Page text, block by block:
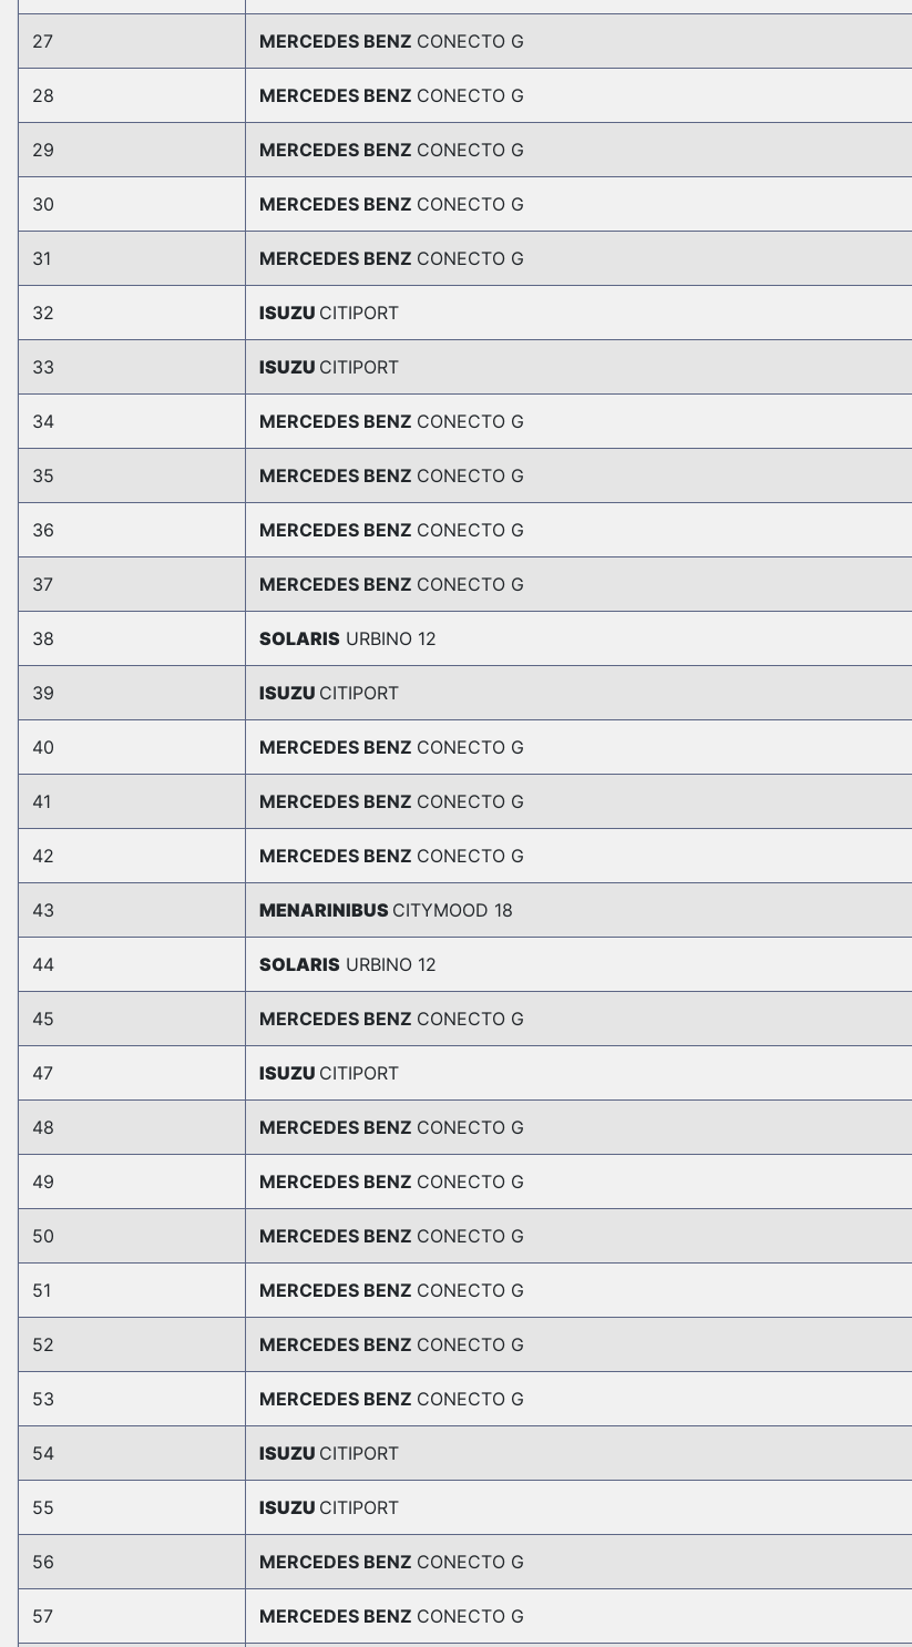
27 MERCEDES BENZ CONECTO G
28 MERCEDES BENZ CONECTO G
29 MERCEDES BENZ CONECTO G
30 MERCEDES BENZ CONECTO G
31 MERCEDES BENZ CONECTO G
32 ISUZU CITIPORT
33 ISUZU CITIPORT
34 MERCEDES BENZ CONECTO G
35 MERCEDES BENZ CONECTO G
36 MERCEDES BENZ CONECTO G
37 MERCEDES BENZ CONECTO G
38 SOLARIS URBINO 12
39 ISUZU CITIPORT
40 MERCEDES BENZ CONECTO G
41 MERCEDES BENZ CONECTO G
42 MERCEDES BENZ CONECTO G
43 MENARINIBUS CITYMOOD 18
44 SOLARIS URBINO 12
45 MERCEDES BENZ CONECTO G
47 ISUZU CITIPORT
48 MERCEDES BENZ CONECTO G
49 MERCEDES BENZ CONECTO G
50 MERCEDES BENZ CONECTO G
51 MERCEDES BENZ CONECTO G
52 MERCEDES BENZ CONECTO G
53 MERCEDES BENZ CONECTO G
54 ISUZU CITIPORT
55 ISUZU CITIPORT
56 MERCEDES BENZ CONECTO G
57 MERCEDES BENZ CONECTO G